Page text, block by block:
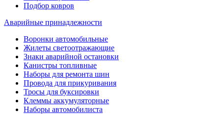
Подбор ковров
Аварийные принадлежности
Воронки автомобильные
Жилеты светоотражающие
Знаки аварийной остановки
Канистры топливные
Наборы для ремонта шин
Провода для прикуривания
Тросы для буксировки
Клеммы аккумуляторные
Наборы автомобилиста